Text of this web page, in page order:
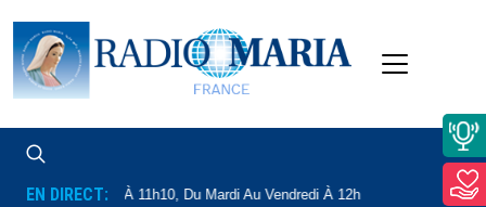
EN DIRECT:
Et Le Samedi À 11h10, Du Mardi Au Vendredi À 12h